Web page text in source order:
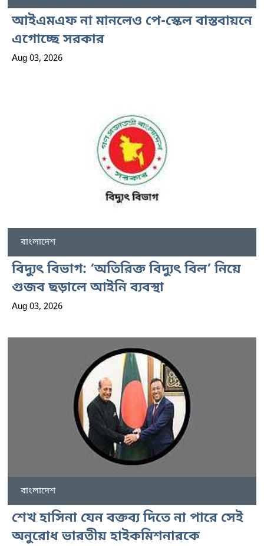
আইএমএফ না মানলেও পে-স্কেল বাস্তবায়নে
এগোচ্ছে সরকার
Aug 03, 2026
বাংলাদেশ
বিদ্যুৎ বিভাগ: ‘অতিরিক্ত বিদ্যুৎ বিল’ নিয়ে
গুজব ছড়ালে আইনি ব্যবস্থা
Aug 03, 2026
বাংলাদেশ
শেখ হাসিনা যেন বক্তব্য দিতে না পারে সেই
অনুরোধ ভারতীয় হাইকমিশনারকে